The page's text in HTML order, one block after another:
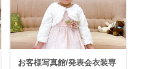
お客様写真館/発表会衣装専